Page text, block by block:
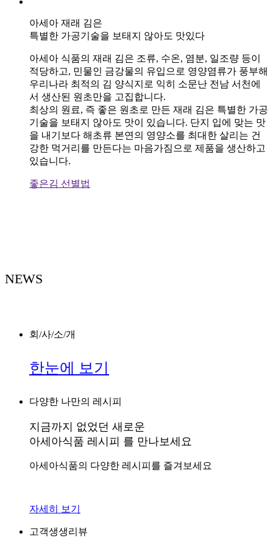
아세아 재래 김은
특별한 가공기술을 보태지 않아도 맛있다
아세아 식품의 재래 김은 조류, 수온, 염분, 일조량 등이
적당하고, 민물인 금강물의 유입으로 영양염류가 풍부해
우리나라 최적의 김 양식지로 익히 소문난 전남 서천에
서 생산된 원초만을 고집합니다.
최상의 원료, 즉 좋은 원초로 만든 재래 김은 특별한 가공
기술을 보태지 않아도 맛이 있습니다. 단지 입에 맞는 맛
을 내기보다 해초류 본연의 영양소를 최대한 살리는 건
강한 먹거리를 만든다는 마음가짐으로 제품을 생산하고
있습니다.
좋은김 선별법
NEWS
회/사/소/개
한눈에 보기
다양한 나만의 레시피
지금까지 없었던 새로운
아세아식품 레시피 를 만나보세요
아세아식품의 다양한 레시피를 즐겨보세요
자세히 보기
고객생생리뷰